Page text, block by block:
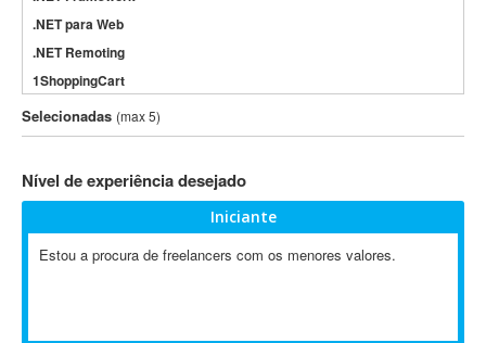
.NET para Web
.NET Remoting
1ShoppingCart
3DS Max
3GSM
802.11
A-GPS
Selecionadas (max 5)
Nível de experiência desejado
Iniciante
Estou a procura de freelancers com os menores valores.